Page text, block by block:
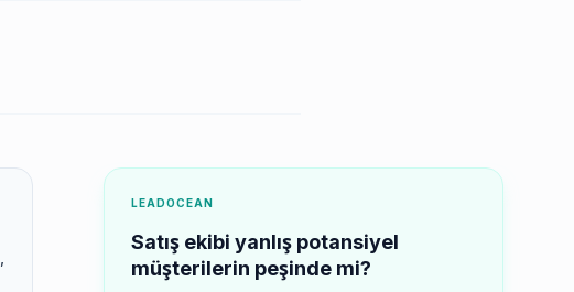
LEADOCEAN
Satış ekibi yanlış potansiyel
müşterilerin peşinde mi?